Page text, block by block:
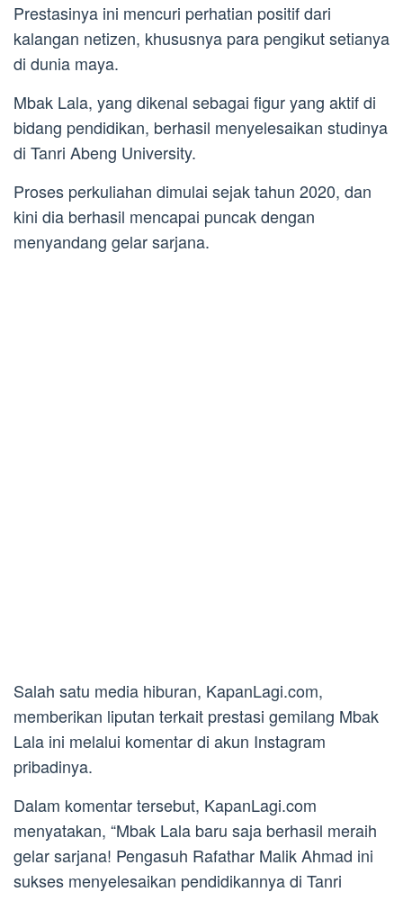
Prestasinya ini mencuri perhatian positif dari
kalangan netizen, khususnya para pengikut setianya
di dunia maya.
Mbak Lala, yang dikenal sebagai figur yang aktif di
bidang pendidikan, berhasil menyelesaikan studinya
di Tanri Abeng University.
Proses perkuliahan dimulai sejak tahun 2020, dan
kini dia berhasil mencapai puncak dengan
menyandang gelar sarjana.
Salah satu media hiburan, KapanLagi.com,
memberikan liputan terkait prestasi gemilang Mbak
Lala ini melalui komentar di akun Instagram
pribadinya.
Dalam komentar tersebut, KapanLagi.com
menyatakan, “Mbak Lala baru saja berhasil meraih
gelar sarjana! Pengasuh Rafathar Malik Ahmad ini
sukses menyelesaikan pendidikannya di Tanri